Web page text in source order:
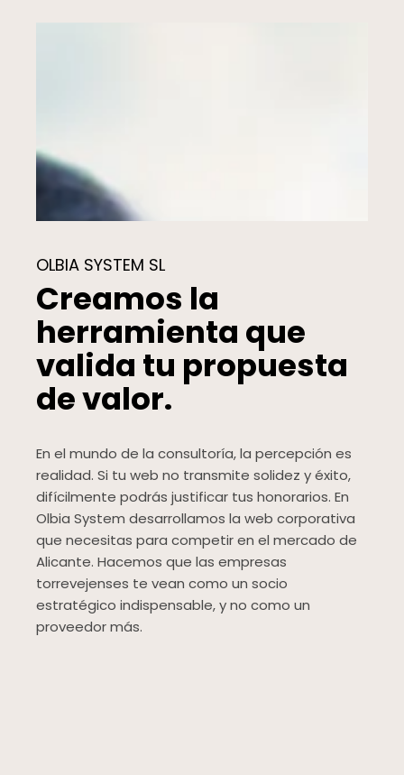
OLBIA SYSTEM SL
Creamos la
herramienta que
valida tu propuesta
de valor.
En el mundo de la consultoría, la percepción es
realidad. Si tu web no transmite solidez y éxito,
difícilmente podrás justificar tus honorarios. En
Olbia System desarrollamos la web corporativa
que necesitas para competir en el mercado de
Alicante. Hacemos que las empresas
torrevejenses te vean como un socio
estratégico indispensable, y no como un
proveedor más.